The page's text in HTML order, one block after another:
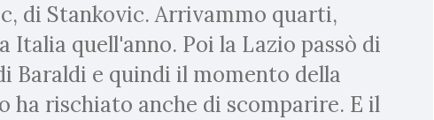
di Stankovic. Arrivammo quarti,
Italia quell'anno. Poi la Lazio passò di
Baraldi e quindi il momento della
ha rischiato anche di scomparire. E il